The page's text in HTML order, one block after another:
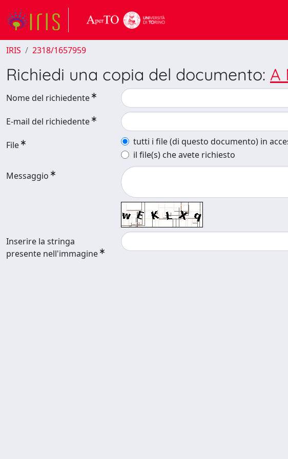
IRIS 2318/1657959
Richiedi una copia del documento: A
Nome del richiedente
E-mail del richiedente
File
tutti i file (di questo documento) in
il file(s) che avete richiesto
Messaggio
Inserire la stringa
presente nell'immagine